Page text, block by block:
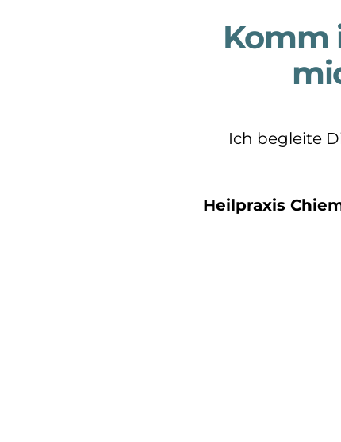
Komm
Ich begleite
Heilpraxis